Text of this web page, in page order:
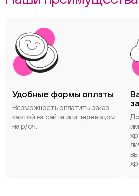
Удобные формы оплаты
Возможность оплатить заказ
картой на сайте или переводом
на р/сч.